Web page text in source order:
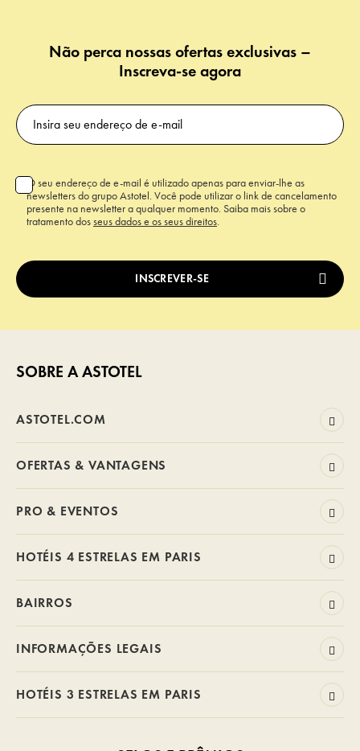
Não perca nossas ofertas exclusivas –
Inscreva-se agora
O seu endereço de e-mail é utilizado apenas para enviar-lhe as
newsletters do grupo Astotel. Você pode utilizar o link de cancelamento
presente na newsletter a qualquer momento. Saiba mais sobre o
tratamento dosseus dados e os seus direitos.
SOBRE A ASTOTEL
ASTOTEL.COM
OFERTAS & VANTAGENS
PRO & EVENTOS
HOTÉIS 4 ESTRELAS EM PARIS
BAIRROS
INFORMAÇÕES LEGAIS
HOTÉIS 3 ESTRELAS EM PARIS